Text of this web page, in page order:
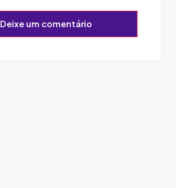
Deixe um comentário